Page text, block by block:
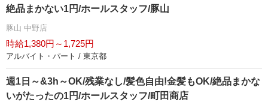
絶品まかない1円/ホールスタッフ/豚山
豚山 中野店
時給1,380円～1,725円
アルバイト・パート / 東京都
週1日～&3h～OK/残業なし/髪色自由!金髪もOK/絶品まかな
いがたったの1円/ホールスタッフ/町田商店